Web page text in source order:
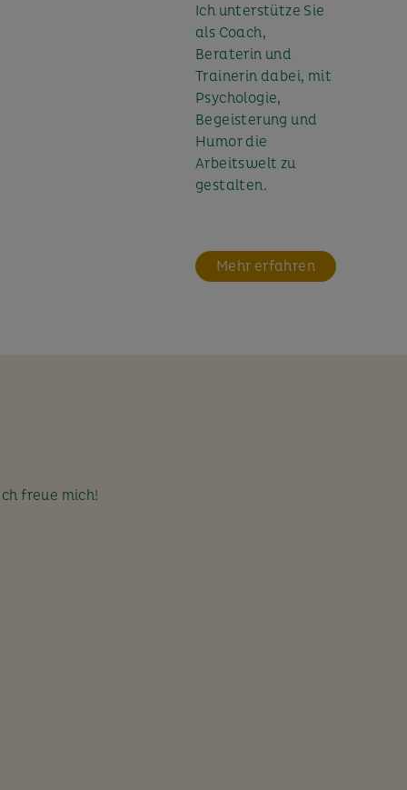
Ich unterstütze Sie
als Coach,
Beraterin und
Trainerin dabei, mit
Psychologie,
Begeisterung und
Humor die
Arbeitswelt zu
gestalten.
Mehr erfahren
freue mich!